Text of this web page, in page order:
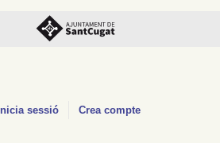
Inicia sessió Crea compte